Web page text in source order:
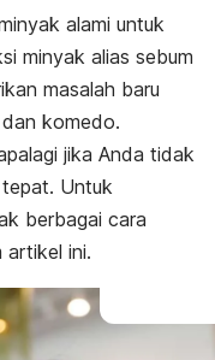
alami untuk
minyak alias sebum
masalah baru
dan komedo.
jika Anda tidak
Untuk
berbagai cara
artikel ini.